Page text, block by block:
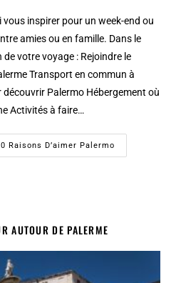
inspirer pour un week-end ou
amies ou en famille. Dans le
votre voyage : Rejoindre le
Transport en commun à
Palermo Hébergement où
Activités à faire…
Raisons D’aimer Palermo
AUTOUR DE PALERME